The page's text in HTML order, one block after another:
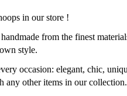
in our store !
from the finest
style.
occasion: elegant, chic,
any other items in our collection.